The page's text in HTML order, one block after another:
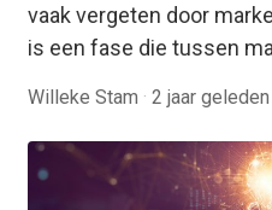
vaak vergeten door
is een fase die tussen
Willeke Stam · 2 jaar geleden